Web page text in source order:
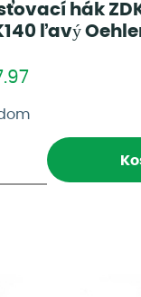
hák
ľavý